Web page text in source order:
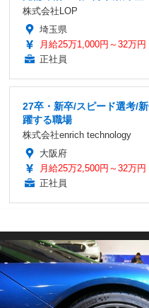
株式会社LOP
埼玉県
月給25万1,000円～32万円
正社員
27卒・新卒/スピード選考/
躍する職場
株式会社enrich technology
大阪府
月給25万2,500円～32万円
正社員